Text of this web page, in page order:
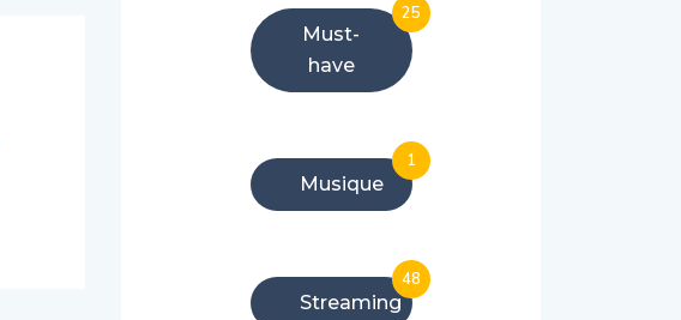
Must-
have
25
Musique
1
Streaming
48